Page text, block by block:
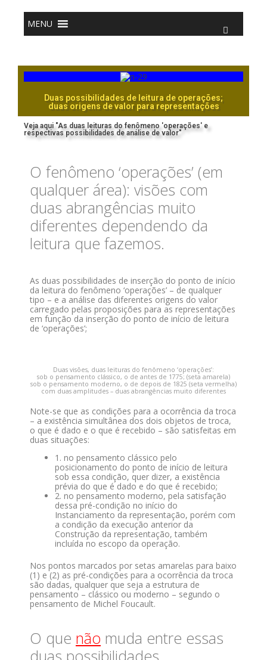
conteúdo
MENU
Duas possibilidades de leitura de operações;
duas origens de valor para representações
Veja aqui "As duas leituras do fenômeno 'operações' e
respectivas possibilidades de análise de valor"
O fenômeno ‘operações’ (em
qualquer área): visões com
duas abrangências muito
diferentes dependendo da
leitura que fazemos.
As duas possibilidades de inserção do ponto de início
da leitura do fenômeno ‘operações’ – de qualquer
tipo – e a análise das diferentes origens do valor
carregado pelas proposições para as representações
em função da inserção do ponto de início de leitura
de ‘operações’;
Duas visões, duas leituras do fenômeno ‘operações’:
sob o pensamento clássico, o de antes de 1775; (seta amarela)
sob o pensamento moderno, o de depois de 1825 (seta vermelha)
com duas amplitudes – duas abrangências muito diferentes
Note-se que as condições para a ocorrência da troca
– a existência simultânea dos dois objetos de troca,
o que é dado e o que é recebido – são satisfeitas em
duas situações:
1. no pensamento clássico pelo
posicionamento do ponto de início de leitura
sob essa condição, quer dizer, a existência
prévia do que é dado e do que é recebido;
2. no pensamento moderno, pela satisfação
dessa pré-condição no início do
Instanciamento da representação, porém com
a condição da execução anterior da
Construção da representação, também
incluída no escopo da operação.
Nos pontos marcados por setas amarelas para baixo
(1) e (2) as pré-condições para a ocorrência da troca
são dadas, qualquer que seja a estrutura de
pensamento – clássico ou moderno – segundo o
pensamento de Michel Foucault.
O que não muda entre essas